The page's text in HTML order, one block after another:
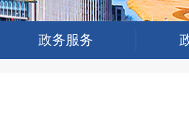
政务服务